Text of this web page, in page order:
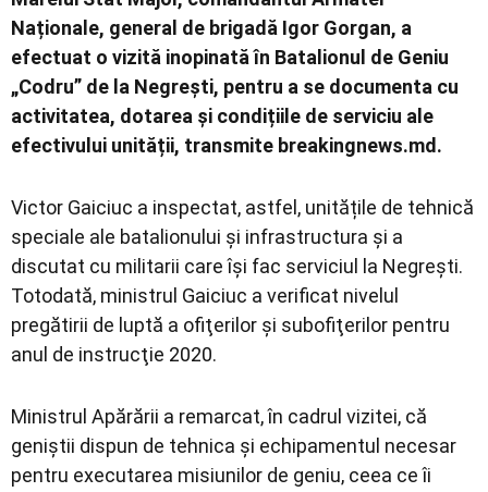
Naționale, general de brigadă Igor Gorgan, a
efectuat o vizită inopinată în Batalionul de Geniu
„Codru” de la Negrești, pentru a se documenta cu
activitatea, dotarea și condițiile de serviciu ale
efectivului unității, transmite breakingnews.md.
Victor Gaiciuc a inspectat, astfel, unitățile de tehnică
speciale ale batalionului și infrastructura și a
discutat cu militarii care își fac serviciul la Negrești.
Totodată, ministrul Gaiciuc a verificat nivelul
pregătirii de luptă a ofiţerilor şi subofiţerilor pentru
anul de instrucţie 2020.
Ministrul Apărării a remarcat, în cadrul vizitei, că
geniștii dispun de tehnica și echipamentul necesar
pentru executarea misiunilor de geniu, ceea ce îi